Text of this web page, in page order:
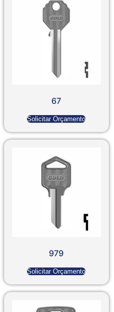
67
Solicitar Orçamento
979
Solicitar Orçamento